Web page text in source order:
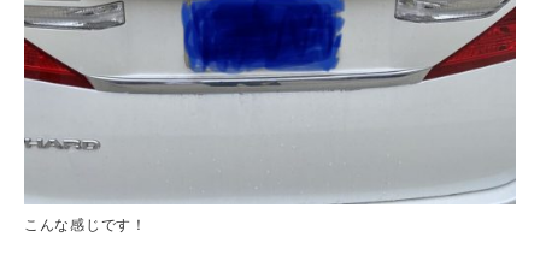
こんな感じです！